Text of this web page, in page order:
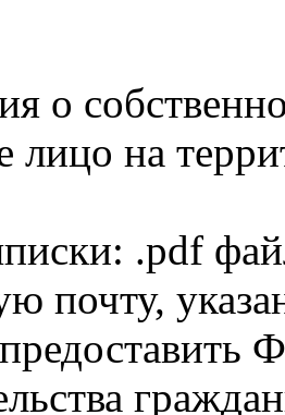
о
лицо на
.pdf
почту,